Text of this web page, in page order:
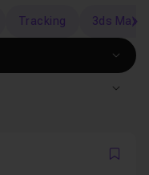
Tracking 3ds Max